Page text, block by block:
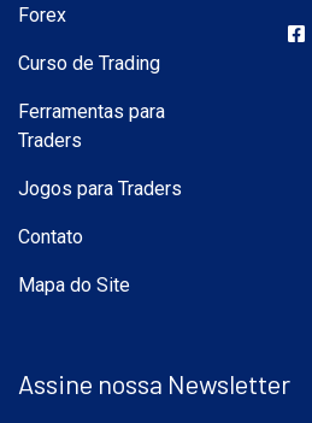
Forex
Curso de Trading
Ferramentas para
Traders
Jogos para Traders
Contato
Mapa do Site
Assine nossa Newsletter